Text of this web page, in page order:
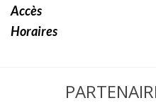
Accès
Horaires